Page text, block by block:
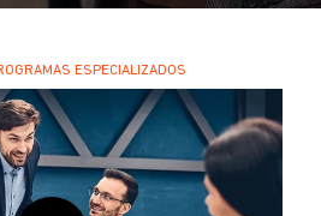
ESPECIALIZADOS